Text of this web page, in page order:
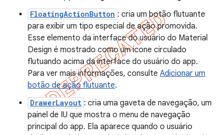
FloatingActionButton : cria um botão flutuante
para exibir um tipo especial de ação promovida.
Esse elemento da interface do usuário do Material
Design é mostrado como um ícone circulado
flutuando acima da interface do usuário do app.
Para ver mais informações, consulte Adicionar um
botão de ação flutuante.
DrawerLayout : cria uma gaveta de navegação, um
painel de IU que mostra o menu de navegação
principal do app. Ela aparece quando o usuário